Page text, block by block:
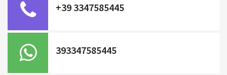
+39 3347585445
393347585445